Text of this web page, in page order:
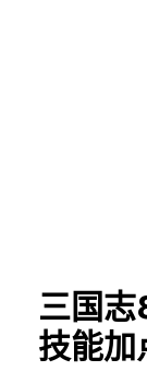
三国
技能